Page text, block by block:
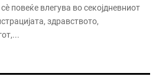
повеќе влегува во секојдневниот
здравството,